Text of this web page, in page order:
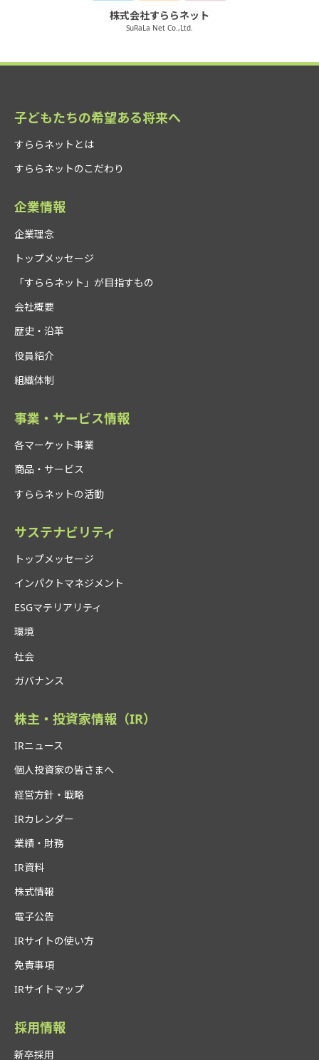
株式会社すららネット
SuRaLa Net Co.,Ltd.
子どもたちの希望ある将来へ
すららネットとは
すららネットのこだわり
企業情報
企業理念
トップメッセージ
「すららネット」が目指すもの
会社概要
歴史・沿革
役員紹介
組織体制
事業・サービス情報
各マーケット事業
商品・サービス
すららネットの活動
サステナビリティ
トップメッセージ
インパクトマネジメント
ESGマテリアリティ
環境
社会
ガバナンス
株主・投資家情報（IR）
IRニュース
個人投資家の皆さまへ
経営方針・戦略
IRカレンダー
業績・財務
IR資料
株式情報
電子公告
IRサイトの使い方
免責事項
IRサイトマップ
採用情報
新卒採用